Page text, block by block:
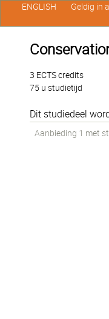
3 ECTS credits
75 u studietijd
Dit studiedeel
Aanbieding 1 met
ENGLISH Geldig in